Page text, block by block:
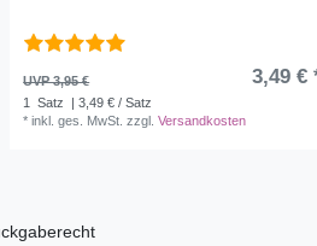
UVP 3,95 € 3,49 €
1 Satz
| 3,49 € / Satz
*inkl. ges. MwSt. zzgl.Versandkosten